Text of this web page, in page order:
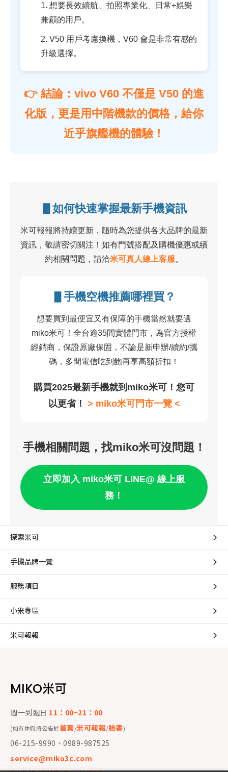
1. 想要長效續航、拍照專業化、日常+娛樂
兼顧的用戶。
2. V50 用戶考慮換機，V60 會是非常有感的
升級選擇。
👉 結論：vivo V60 不僅是 V50 的進
化版，更是用中階機款的價格，給你
近乎旗艦機的體驗！
▋如何快速掌握最新手機資訊
米可報報將持續更新，隨時為您提供各大品牌的最新
資訊，敬請密切關注！如有門號搭配及購機優惠或續
約相關問題，請洽米可真人線上客服。
▋手機空機推薦哪裡買？
想要買到最便宜又有保障的手機當然就要選
miko米可！全台逾35間實體門市，為官方授權
經銷商，保證原廠保固，不論是新申辦/續約/攜
碼，多間電信吃到飽再享高額折扣！
購買2025最新手機就到miko米可！您可
以更省！ > miko米可門市一覽 <
手機相關問題，找miko米可沒問題！
立即加入 miko米可 LINE@ 線上服
務！
探索米可
手機品牌一覽
服務項目
小米專區
米可報報
MIKO米可
週一到週日 11：00~21：00
(如有休假將公告於首頁/米可報報/臉書)
06-215-9990、0989-987525
service@miko3c.com